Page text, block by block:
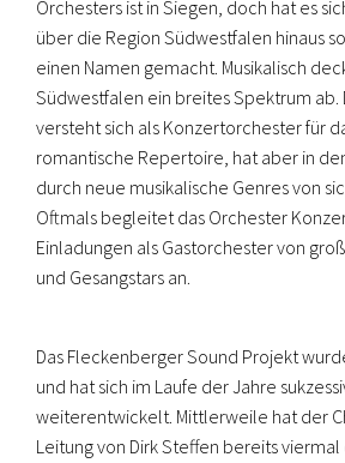
Orchesters ist in Siegen, doch hat es
über die Region Südwestfalen hinaus
einen Namen gemacht. Musikalisch
Südwestfalen ein breites Spektrum ab.
versteht sich als Konzertorchester für
romantische Repertoire, hat aber in
durch neue musikalische Genres von
Oftmals begleitet das Orchester
Einladungen als Gastorchester von
und Gesangstars an.
Das Fleckenberger Sound Projekt
und hat sich im Laufe der Jahre
weiterentwickelt. Mittlerweile hat der
Leitung von Dirk Steffen bereits